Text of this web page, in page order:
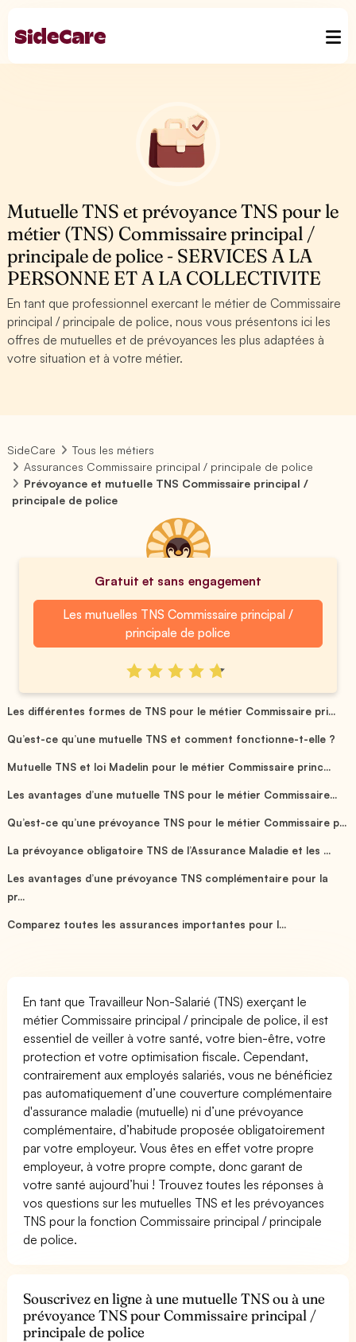
Mutuelle TNS et prévoyance TNS pour le
métier (TNS) Commissaire principal /
principale de police - SERVICES A LA
PERSONNE ET A LA COLLECTIVITE
En tant que professionnel exercant le métier de Commissaire
principal / principale de police, nous vous présentons ici les
offres de mutuelles et de prévoyances les plus adaptées à
votre situation et à votre métier.
SideCare
Tous les métiers
Assurances Commissaire principal / principale de police
Prévoyance et mutuelle TNS Commissaire principal /
principale de police
Gratuit et sans engagement
Les mutuelles TNS Commissaire principal /
principale de police
Les différentes formes de TNS pour le métier Commissaire pri...
Qu’est-ce qu’une mutuelle TNS et comment fonctionne-t-elle ?
Mutuelle TNS et loi Madelin pour le métier Commissaire princ...
Les avantages d’une mutuelle TNS pour le métier Commissaire...
Qu’est-ce qu’une prévoyance TNS pour le métier Commissaire p...
La prévoyance obligatoire TNS de l’Assurance Maladie et les ...
Les avantages d’une prévoyance TNS complémentaire pour la
pr...
Comparez toutes les assurances importantes pour l...
En tant que Travailleur Non-Salarié (TNS) exerçant le
métier Commissaire principal / principale de police, il est
essentiel de veiller à votre santé, votre bien-être, votre
protection et votre optimisation fiscale. Cependant,
contrairement aux employés salariés, vous ne bénéficiez
pas automatiquement d’une couverture complémentaire
d'assurance maladie (mutuelle) ni d’une prévoyance
complémentaire, d’habitude proposée obligatoirement
par votre employeur. Vous êtes en effet votre propre
employeur, à votre propre compte, donc garant de
votre santé aujourd’hui ! Trouvez toutes les réponses à
vos questions sur les mutuelles TNS et les prévoyances
TNS pour la fonction Commissaire principal / principale
de police.
Souscrivez en ligne à une mutuelle TNS ou à une
prévoyance TNS pour Commissaire principal /
principale de police